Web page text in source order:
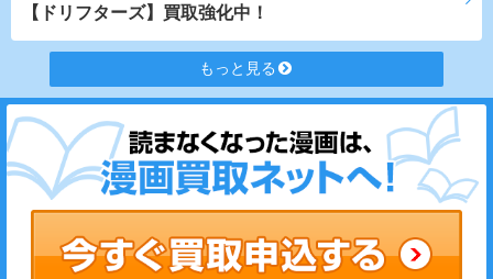
【ドリフターズ】買取強化中！
もっと見る